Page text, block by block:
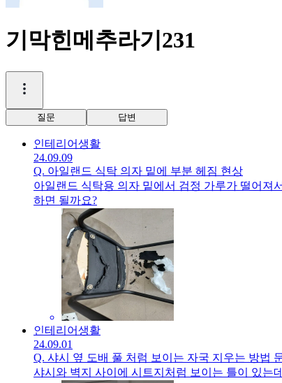
기막힌메추라기231
질문 답변
인테리어생활
24.09.09
Q. 아일랜드 식탁 의자 밑에 부분 헤짐 현상
아일랜드 식탁용 의자 밑에서 검정 가루가 떨어져
하면 될까요?
인테리어생활
24.09.01
Q. 샤시 옆 도배 풀 처럼 보이는 자국 지우는 방법
샤시와 벽지 사이에 시트지처럼 보이는 틀이 있는